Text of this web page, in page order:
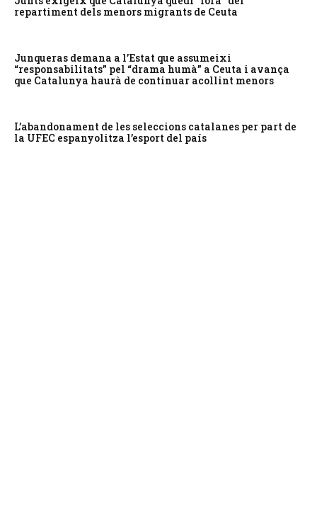
repartiment dels menors migrants de Ceuta
Junqueras demana a l’Estat que assumeixi
“responsabilitats” pel “drama humà” a Ceuta i avança
que Catalunya haurà de continuar acollint menors
L’abandonament de les seleccions catalanes per part de
la UFEC espanyolitza l’esport del país